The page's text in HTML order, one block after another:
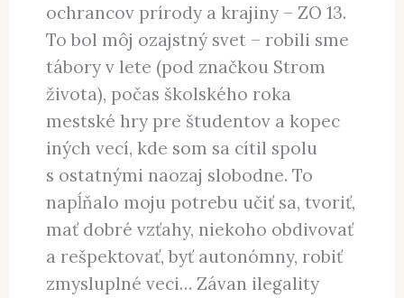
ochrancov prírody a krajiny – ZO 13.
To bol môj ozajstný svet – robili sme
tábory v lete (pod značkou Strom
života), počas školského roka
mestské hry pre študentov a kopec
iných vecí, kde som sa cítil spolu
s ostatnými naozaj slobodne. To
napĺňalo moju potrebu učiť sa, tvoriť,
mať dobré vzťahy, niekoho obdivovať
a rešpektovať, byť autonómny, robiť
zmysluplné veci… Závan ilegality